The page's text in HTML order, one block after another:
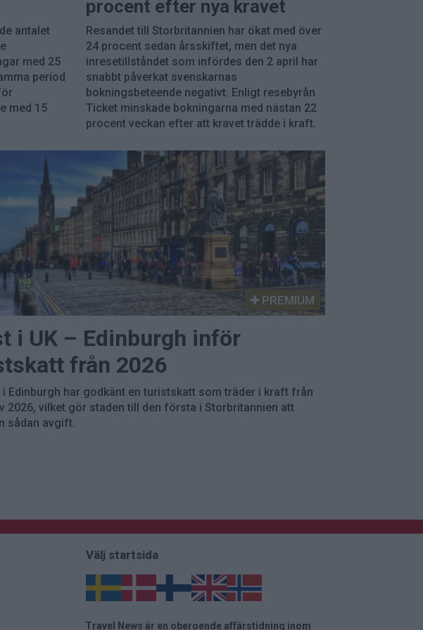
antalet
med 25
period
med 15
procent efter nya kravet
Resandet till Storbritannien har ökat med över
24 procent sedan årsskiftet, men det nya
inresetillståndet som infördes den 2 april har
snabbt påverkat svenskarnas
bokningsbeteende negativt. Enligt resebyrån
Ticket minskade bokningarna med nästan 22
procent veckan efter att kravet trädde i kraft.
PREMIUM
i UK – Edinburgh inför
från 2026
i Edinburgh har godkänt en turistskatt som träder i kraft från
2026, vilket gör staden till den första i Storbritannien att
sådan avgift.
Välj startsida
Travel News är en oberoende affärstidning inom